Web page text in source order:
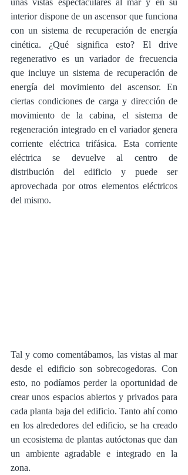
unas vistas espectaculares al mar y en su
interior dispone de un ascensor que funciona
con un sistema de recuperación de energía
cinética. ¿Qué significa esto? El drive
regenerativo es un variador de frecuencia
que incluye un sistema de recuperación de
energía del movimiento del ascensor. En
ciertas condiciones de carga y dirección de
movimiento de la cabina, el sistema de
regeneración integrado en el variador genera
corriente eléctrica trifásica. Esta corriente
eléctrica se devuelve al centro de
distribución del edificio y puede ser
aprovechada por otros elementos eléctricos
del mismo.
Tal y como comentábamos, las vistas al mar
desde el edificio son sobrecogedoras. Con
esto, no podíamos perder la oportunidad de
crear unos espacios abiertos y privados para
cada planta baja del edificio. Tanto ahí como
en los alrededores del edificio, se ha creado
un ecosistema de plantas autóctonas que dan
un ambiente agradable e integrado en la
zona.